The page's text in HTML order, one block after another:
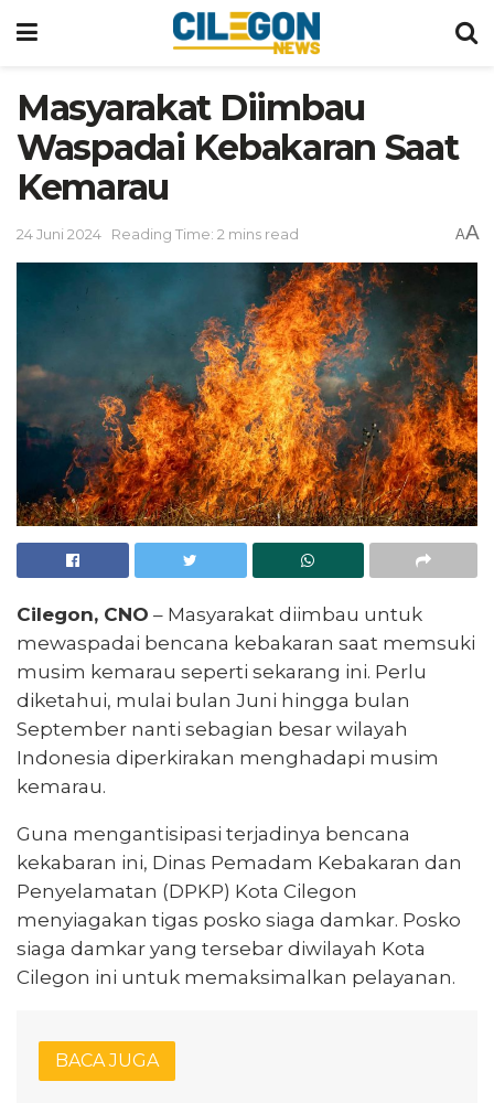
Masyarakat Diimbau
Waspadai Kebakaran Saat
Kemarau
24 Juni 2024 Reading Time: 2 mins read AA
Cilegon, CNO – Masyarakat diimbau untuk
mewaspadai bencana kebakaran saat memsuki
musim kemarau seperti sekarang ini. Perlu
diketahui, mulai bulan Juni hingga bulan
September nanti sebagian besar wilayah
Indonesia diperkirakan menghadapi musim
kemarau.
Guna mengantisipasi terjadinya bencana
kekabaran ini, Dinas Pemadam Kebakaran dan
Penyelamatan (DPKP) Kota Cilegon
menyiagakan tigas posko siaga damkar. Posko
siaga damkar yang tersebar diwilayah Kota
Cilegon ini untuk memaksimalkan pelayanan.
BACA JUGA